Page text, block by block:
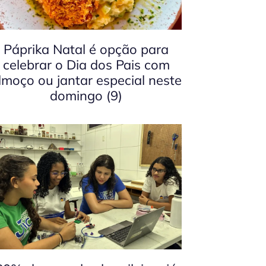
Páprika Natal é opção para
celebrar o Dia dos Pais com
ou jantar especial neste
domingo (9)